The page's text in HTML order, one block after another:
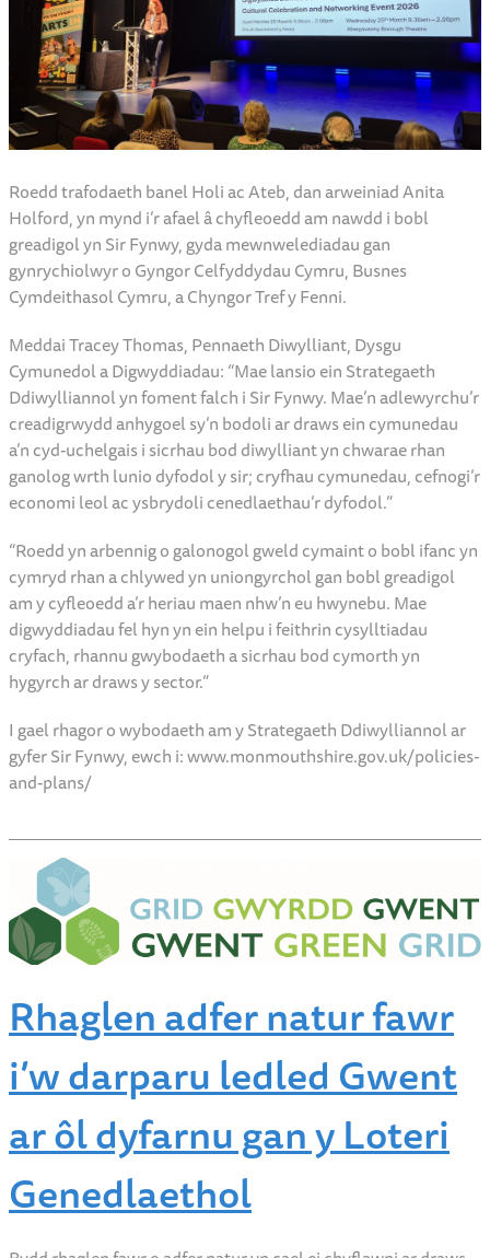
Roedd trafodaeth banel Holi ac Ateb, dan arweiniad Anita
Holford, yn mynd i’r afael â chyfleoedd am nawdd i bobl
greadigol yn Sir Fynwy, gyda mewnwelediadau gan
gynrychiolwyr o Gyngor Celfyddydau Cymru, Busnes
Cymdeithasol Cymru, a Chyngor Tref y Fenni.
Meddai Tracey Thomas, Pennaeth Diwylliant, Dysgu
Cymunedol a Digwyddiadau: “Mae lansio ein Strategaeth
Ddiwylliannol yn foment falch i Sir Fynwy. Mae’n adlewyrchu’r
creadigrwydd anhygoel sy’n bodoli ar draws ein cymunedau
a’n cyd-uchelgais i sicrhau bod diwylliant yn chwarae rhan
ganolog wrth lunio dyfodol y sir; cryfhau cymunedau, cefnogi’r
economi leol ac ysbrydoli cenedlaethau’r dyfodol.”
“Roedd yn arbennig o galonogol gweld cymaint o bobl ifanc yn
cymryd rhan a chlywed yn uniongyrchol gan bobl greadigol
am y cyfleoedd a’r heriau maen nhw’n eu hwynebu. Mae
digwyddiadau fel hyn yn ein helpu i feithrin cysylltiadau
cryfach, rhannu gwybodaeth a sicrhau bod cymorth yn
hygyrch ar draws y sector.”
I gael rhagor o wybodaeth am y Strategaeth Ddiwylliannol ar
gyfer Sir Fynwy, ewch i: www.monmouthshire.gov.uk/policies-
and-plans/
Rhaglen adfer natur fawr
i’w darparu ledled Gwent
ar ôl dyfarnu gan y Loteri
Genedlaethol